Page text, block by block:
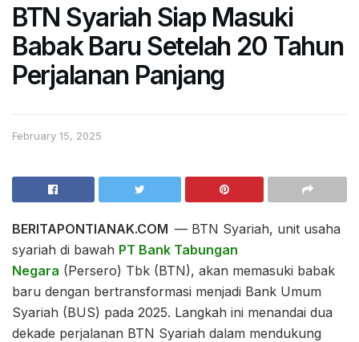
BTN Syariah Siap Masuki
Babak Baru Setelah 20 Tahun
Perjalanan Panjang
February 15, 2025
BERITAPONTIANAK.COM — BTN Syariah, unit usaha
syariah di bawah PT Bank Tabungan
Negara (Persero) Tbk (BTN), akan memasuki babak
baru dengan bertransformasi menjadi Bank Umum
Syariah (BUS) pada 2025. Langkah ini menandai dua
dekade perjalanan BTN Syariah dalam mendukung